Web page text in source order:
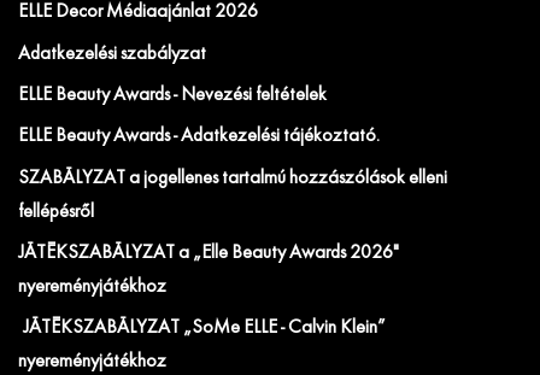
ELLE Decor Médiaajánlat 2026
Adatkezelési szabályzat
ELLE Beauty Awards - Nevezési feltételek
ELLE Beauty Awards - Adatkezelési tájékoztató.
SZABÁLYZAT a jogellenes tartalmú hozzászólások elleni
fellépésről
JÁTÉKSZABÁLYZAT a „Elle Beauty Awards 2026"
nyereményjátékhoz
JÁTÉKSZABÁLYZAT „SoMe ELLE - Calvin Klein”
nyereményjátékhoz